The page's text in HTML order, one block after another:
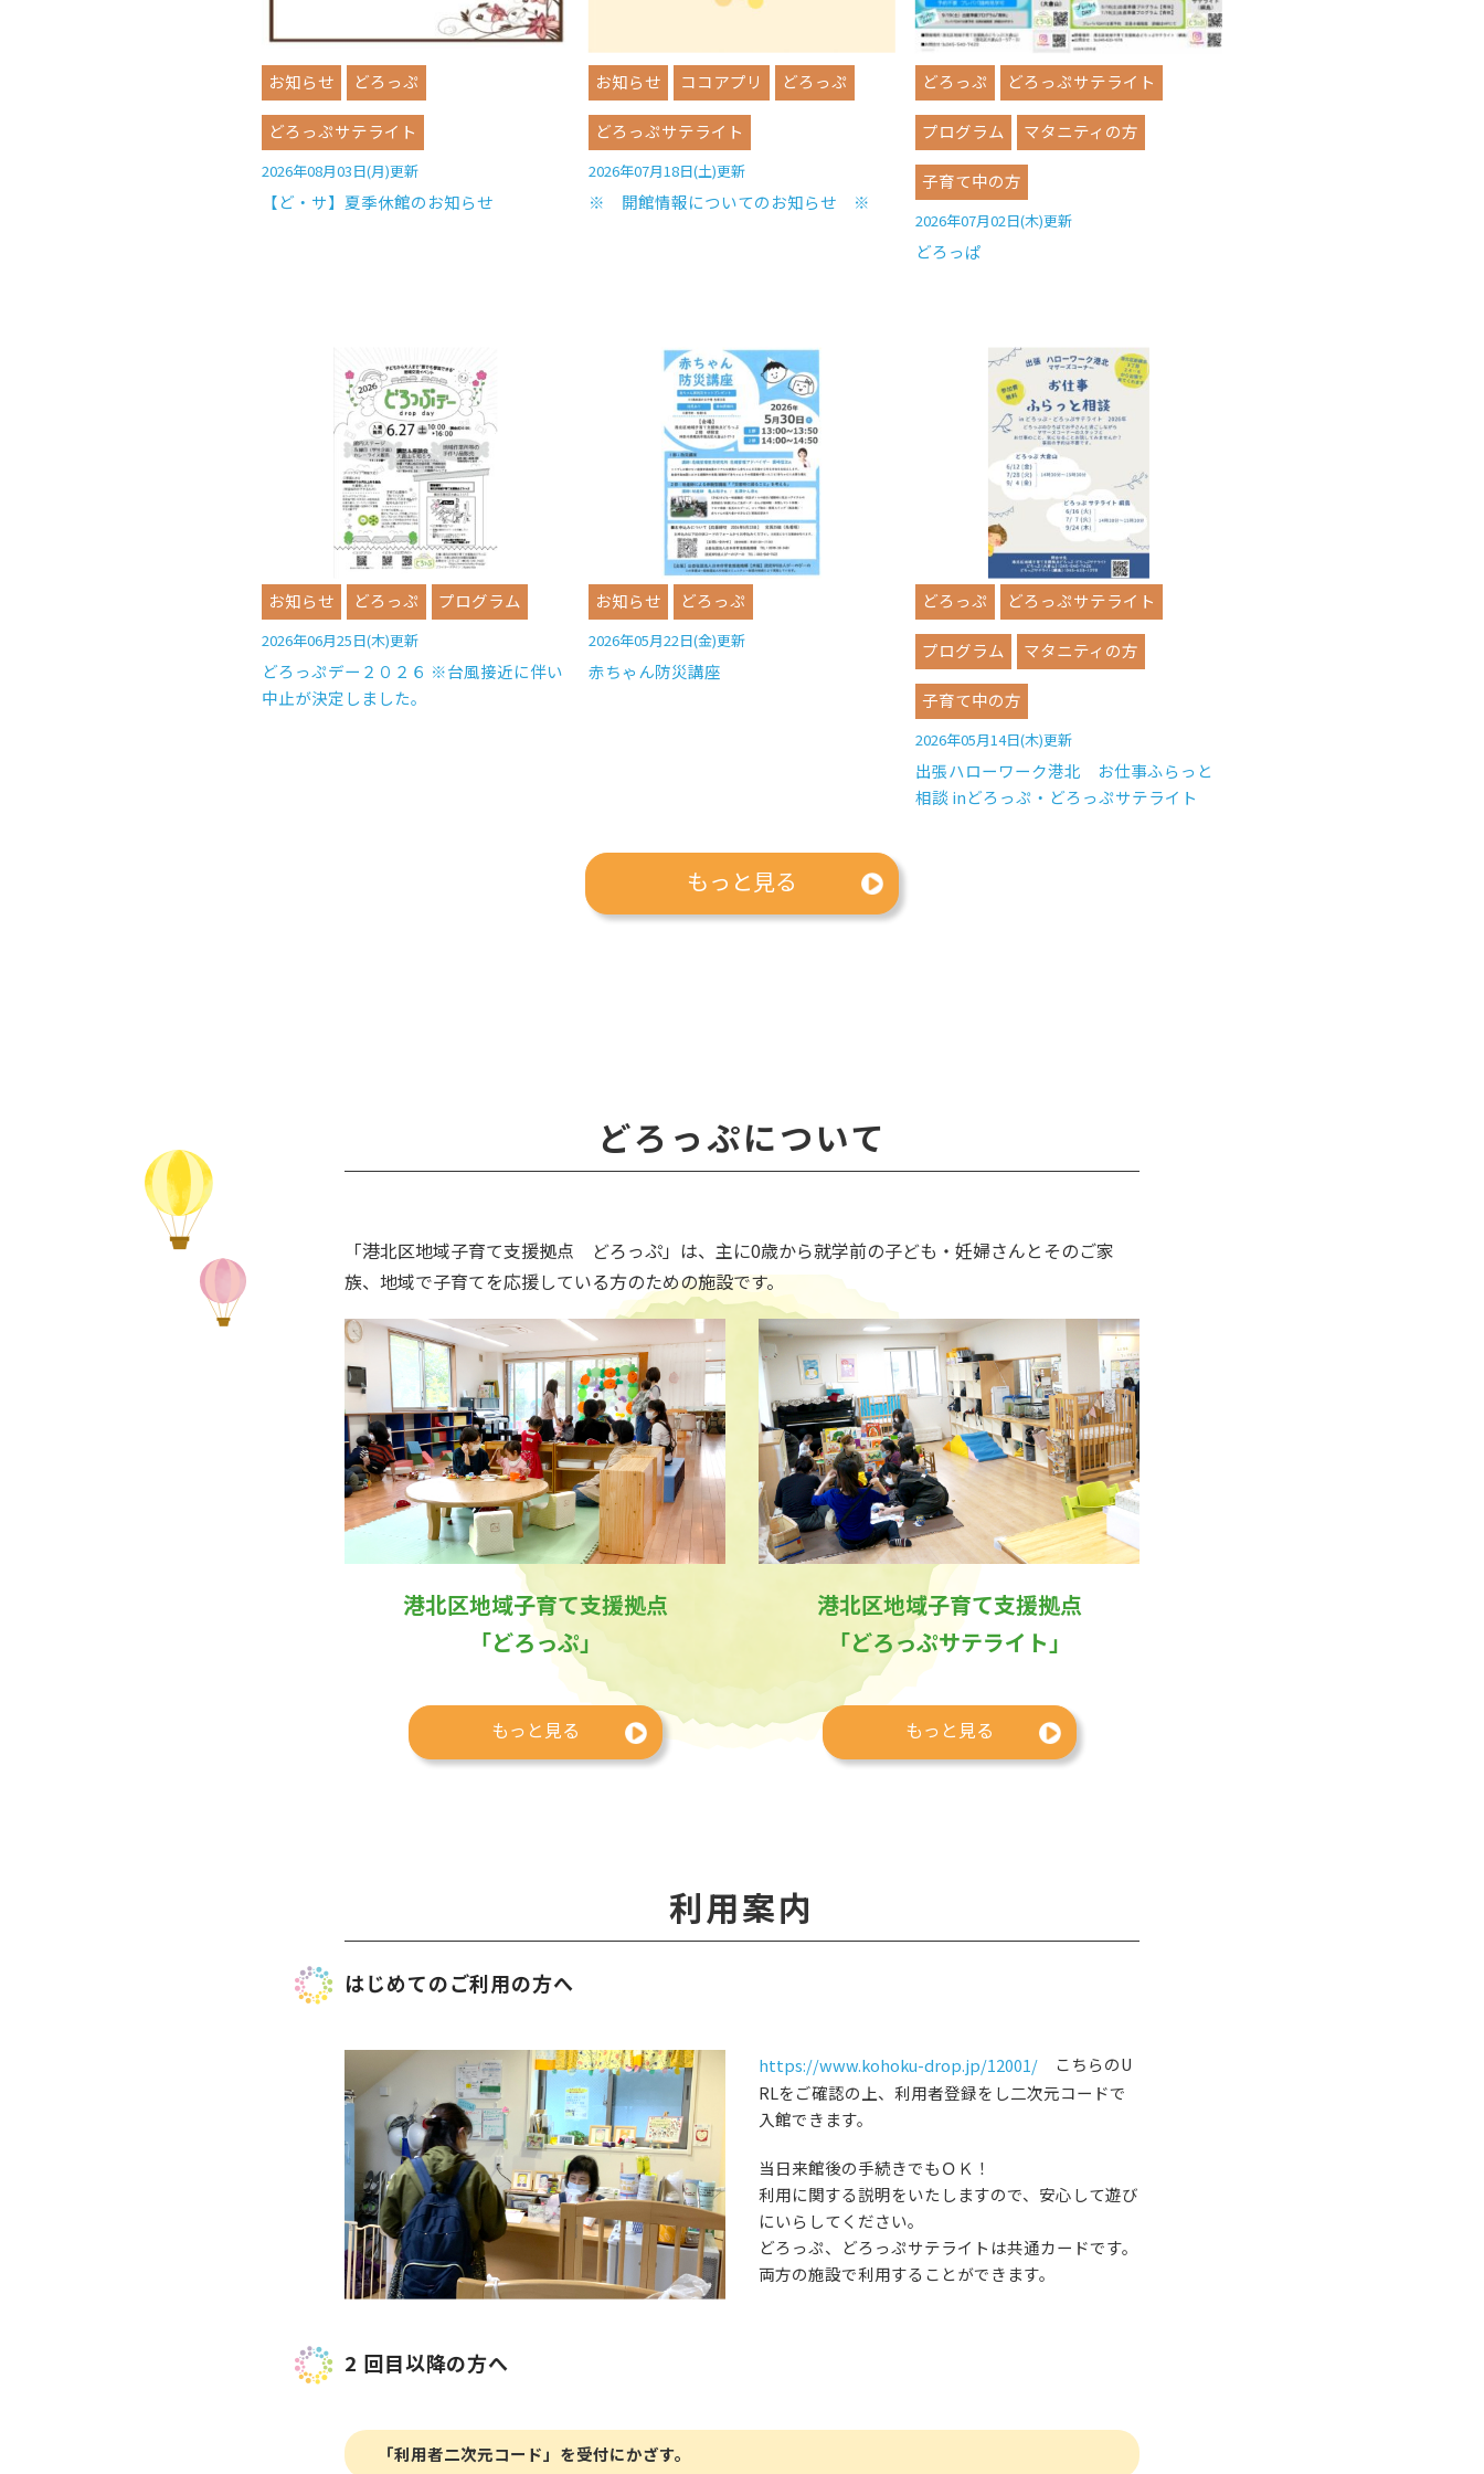
お知らせ どろっぷ
どろっぷサテライト
2026年08月03日(月)更新
【ど・サ】夏季休館のお知らせ
お知らせ ココアプリ どろっぷ
どろっぷサテライト
2026年07月18日(土)更新
※ 開館情報についてのお知らせ ※
どろっぷ どろっぷサテライト
プログラム マタニティの方
子育て中の方
2026年07月02日(木)更新
どろっぱ
お知らせ どろっぷ プログラム
2026年06月25日(木)更新
どろっぷデー２０２６ ※台風接近に伴い
中止が決定しました。
お知らせ どろっぷ
2026年05月22日(金)更新
赤ちゃん防災講座
どろっぷ どろっぷサテライト
プログラム マタニティの方
子育て中の方
2026年05月14日(木)更新
出張ハローワーク港北 お仕事ふらっと
相談 inどろっぷ・どろっぷサテライト
もっと見る
どろっぷについて
「港北区地域子育て支援拠点 どろっぷ」は、主に0歳から就学前の子ども・妊婦さんとそのご家
族、地域で子育てを応援している方のための施設です。
港北区地域子育て支援拠点
「どろっぷ」
もっと見る
港北区地域子育て支援拠点
「どろっぷサテライト」
もっと見る
利用案内
はじめてのご利用の方へ
https://www.kohoku-drop.jp/12001/ こちらのU
RLをご確認の上、利用者登録をし二次元コードで
入館できます。
当日来館後の手続きでもＯＫ！
利用に関する説明をいたしますので、安心して遊び
にいらしてください。
どろっぷ、どろっぷサテライトは共通カードです。
両方の施設で利用することができます。
2 回目以降の方へ
「利用者二次元コード」を受付にかざす。